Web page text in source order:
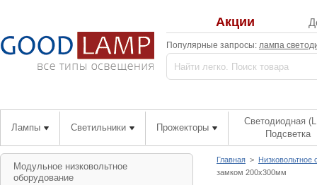
Акции
Популярные запросы: лампа
Лампы Светильники Прожекторы
Светодиодная
Подсветка
Главная > Низковольтное
замком 200х300мм
Модульное низковольтное
оборудование